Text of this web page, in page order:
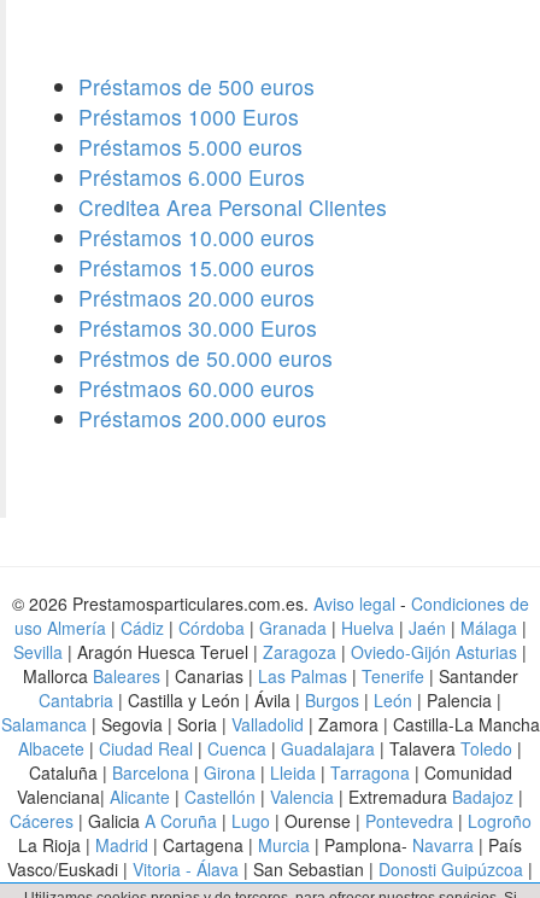
Préstamos de 500 euros
Préstamos 1000 Euros
Préstamos 5.000 euros
Préstamos 6.000 Euros
Creditea Area Personal Clientes
Préstamos 10.000 euros
Préstamos 15.000 euros
Préstmaos 20.000 euros
Préstamos 30.000 Euros
Préstmos de 50.000 euros
Préstmaos 60.000 euros
Préstamos 200.000 euros
© 2026 Prestamosparticulares.com.es. Aviso legal - Condiciones de
uso Almería| Cádiz| Córdoba| Granada| Huelva| Jaén | Málaga|
Sevilla | Aragón Huesca Teruel | Zaragoza | Oviedo-Gijón Asturias |
Mallorca Baleares| Canarias | Las Palmas| Tenerife| Santander
Cantabria | Castilla y León | Ávila | Burgos | León | Palencia |
Salamanca| Segovia | Soria | Valladolid | Zamora | Castilla-La Mancha
Albacete | Ciudad Real | Cuenca | Guadalajara | Talavera Toledo |
Cataluña | Barcelona| Girona| Lleida | Tarragona| Comunidad
Valenciana| Alicante | Castellón | Valencia | Extremadura Badajoz |
Cáceres | Galicia A Coruña| Lugo | Ourense | Pontevedra| Logroño
La Rioja | Madrid | Cartagena | Murcia | Pamplona- Navarra | País
Vasco/Euskadi | Vitoria - Álava | San Sebastian | Donosti Guipúzcoa |
Bilbao-Vizcaya| |Argentina| Ecuador|Mexico|Chile,Perú, Bolivia,